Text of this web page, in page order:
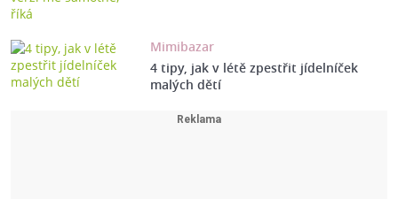
Mimibazar
4 tipy, jak v létě zpestřit jídelníček
malých dětí